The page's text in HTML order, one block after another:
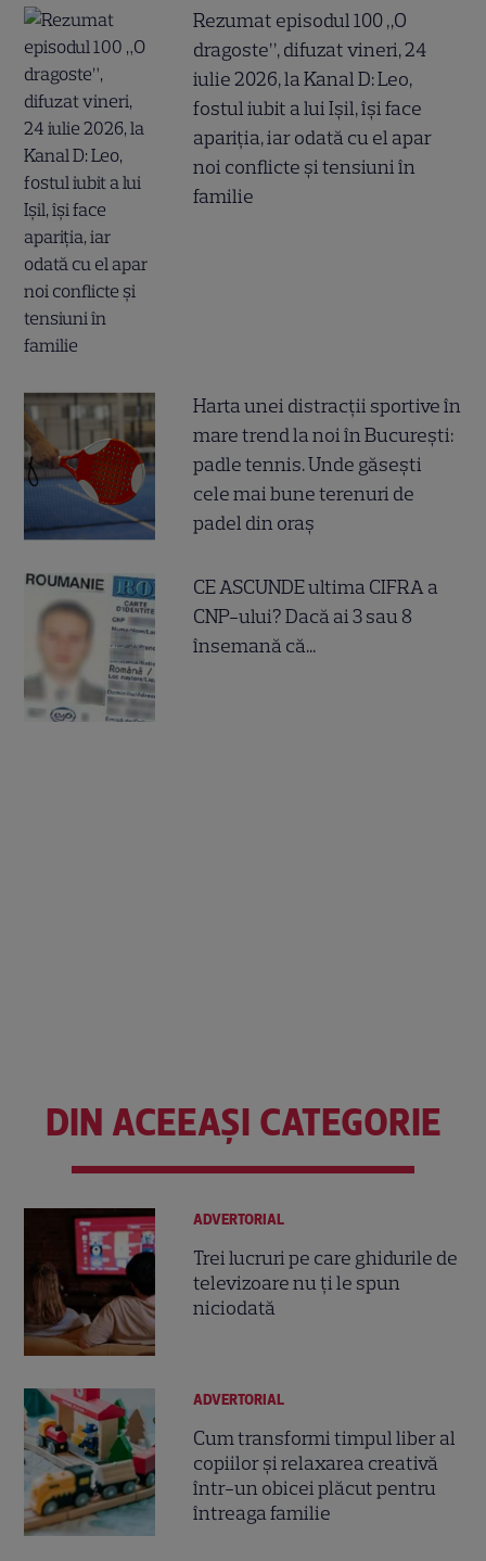
Rezumat episodul 100 „O
dragoste”, difuzat vineri, 24
iulie 2026, la Kanal D: Leo,
fostul iubit a lui Ișil, își face
apariția, iar odată cu el apar
noi conflicte și tensiuni în
familie
Harta unei distracții sportive în
mare trend la noi în București:
padle tennis. Unde găsești
cele mai bune terenuri de
padel din oraș
CE ASCUNDE ultima CIFRA a
CNP-ului? Dacă ai 3 sau 8
însemană că...
DIN ACEEAȘI CATEGORIE
ADVERTORIAL
Trei lucruri pe care ghidurile de
televizoare nu ți le spun
niciodată
ADVERTORIAL
Cum transformi timpul liber al
copiilor și relaxarea creativă
într-un obicei plăcut pentru
întreaga familie